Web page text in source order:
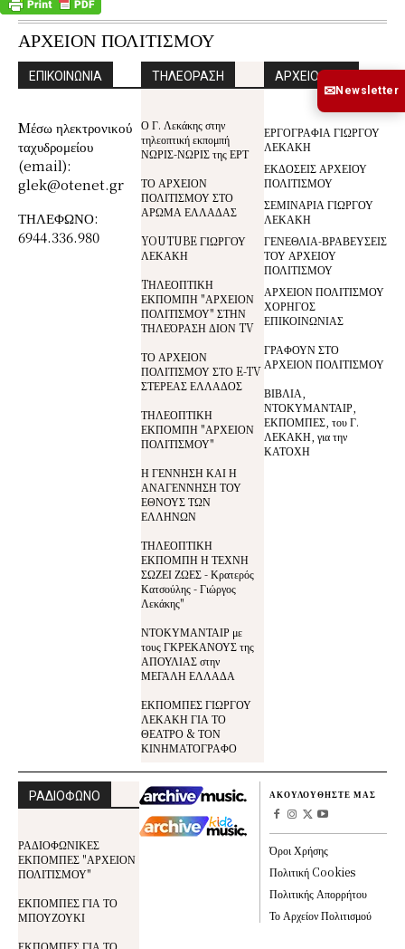
ΑΡΧΕΙΟΝ ΠΟΛΙΤΙΣΜΟΥ
ΕΠΙΚΟΙΝΩΝΙΑ
Mέσω ηλεκτρονικού
ταχυδρομείου
(email):
glek@otenet.gr
ΤΗΛΕΦΩΝΟ:
6944.336.980
ΤΗΛΕΟΡΑΣΗ
Ο Γ. Λεκάκης στην
τηλεοπτική εκπομπή
ΝΩΡΙΣ-ΝΩΡΙΣ της ΕΡΤ
ΤΟ ΑΡΧΕΙΟΝ
ΠΟΛΙΤΙΣΜΟΥ ΣΤΟ
ΑΡΩΜΑ ΕΛΛΑΔΑΣ
YOUTUBE ΓΙΩΡΓΟΥ
ΛΕΚΑΚΗ
TΗΛΕΟΠΤΙΚΗ
ΕΚΠΟΜΠΗ "ΑΡΧΕΙΟΝ
ΠΟΛΙΤΙΣΜΟΥ" ΣΤΗΝ
ΤΗΛΕΌΡΑΣΗ ΔΙΟΝ TV
ΤΟ ΑΡΧΕΙΟΝ
ΠΟΛΙΤΙΣΜΟΥ ΣΤΟ E-TV
ΣΤΕΡΕΑΣ ΕΛΛΑΔΟΣ
ΤΗΛΕΟΠΤΙΚΗ
ΕΚΠΟΜΠΗ "ΑΡΧΕΙΟΝ
ΠΟΛΙΤΙΣΜΟΥ"
Η ΓΕΝΝΗΣΗ ΚΑΙ Η
ΑΝΑΓΕΝΝΗΣΗ ΤΟΥ
ΕΘΝΟΥΣ ΤΩΝ
ΕΛΛΗΝΩΝ
ΤΗΛΕΟΠΤΙΚΗ
ΕΚΠΟΜΠΗ Η ΤΕΧΝΗ
ΣΩΖΕΙ ΖΩΕΣ - Κρατερός
Κατσούλης - Γιώργος
Λεκάκης"
ΝΤΟΚΥΜΑΝΤΑΙΡ με
τους ΓΚΡΕΚΑΝΟΥΣ της
ΑΠΟΥΛΙΑΣ στην
ΜΕΓΑΛΗ ΕΛΛΑΔΑ
ΕΚΠΟΜΠΕΣ ΓΙΩΡΓΟΥ
ΛΕΚΑΚΗ ΓΙΑ ΤΟ
ΘΕΑΤΡΟ & ΤΟΝ
ΚΙΝΗΜΑΤΟΓΡΑΦΟ
ΑΡΧΕΙΟ WEB
ΕΡΓΟΓΡΑΦΙΑ ΓΙΩΡΓΟΥ
ΛΕΚΑΚΗ
ΕΚΔΟΣΕΙΣ ΑΡΧΕΙΟΥ
ΠΟΛΙΤΙΣΜΟΥ
ΣΕΜΙΝΑΡΙΑ ΓΙΩΡΓΟΥ
ΛΕΚΑΚΗ
ΓΕΝΕΘΛΙΑ-ΒΡΑΒΕΥΣΕΙΣ
ΤΟΥ ΑΡΧΕΙΟΥ
ΠΟΛΙΤΙΣΜΟΥ
ΑΡΧΕΙΟΝ ΠΟΛΙΤΙΣΜΟΥ
ΧΟΡΗΓΟΣ
ΕΠΙΚΟΙΝΩΝΙΑΣ
ΓΡΑΦΟΥΝ ΣΤΟ
ΑΡΧΕΙΟΝ ΠΟΛΙΤΙΣΜΟΥ
ΒΙΒΛΙΑ,
ΝΤΟΚΥΜΑΝΤΑΙΡ,
ΕΚΠΟΜΠΕΣ, του Γ.
ΛΕΚΑΚΗ, για την
ΚΑΤΟΧΗ
ΡΑΔΙΟΦΩΝΟ
ΡΑΔΙΟΦΩΝΙΚΕΣ
ΕΚΠΟΜΠΕΣ "ΑΡΧΕΙΟΝ
ΠΟΛΙΤΙΣΜΟΥ"
ΕΚΠΟΜΠΕΣ ΓΙΑ ΤΟ
ΜΠΟΥΖΟΥΚΙ
ΕΚΠΟΜΠΕΣ ΓΙΑ ΤΟ
ΑΚΟΥΛΟΥΘΗΣΤΕ ΜΑΣ
Όροι Χρήσης
Πολιτική Cookies
Πολιτικής Απορρήτου
Το Αρχείον Πολιτισμού
✉Newsletter